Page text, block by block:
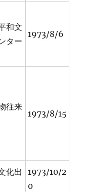
和文
ター
1973/8/6
往来
1973/8/15
化出
1973/10/2
0